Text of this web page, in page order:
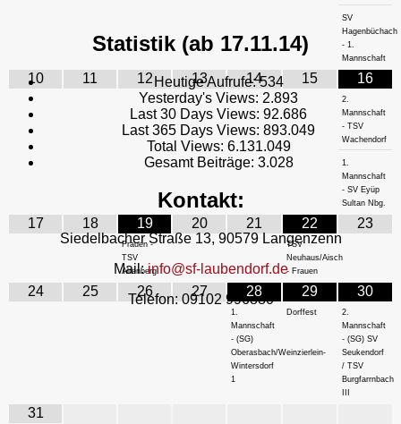
SV
Hagenbüchach
- 1.
Mannschaft
10 11 12 13 14 15 16
2.
Mannschaft
- TSV
Wachendorf
1.
Mannschaft
- SV Eyüp
Sultan Nbg.
17 18 19
Frauen -
TSV
Altenberg
20 21 22
TSV
Neuhaus/Aisch
- Frauen
23
24 25 26 27 28
1.
Mannschaft
- (SG)
Oberasbach/Weinzierlein-
Wintersdorf
1
29
Dorffest
30
2.
Mannschaft
- (SG) SV
Seukendorf
/ TSV
Burgfarrnbach
31
Statistik (ab 17.11.14)
Heutige Aufrufe:534
Yesterday's Views: 2.893
Last 30 Days Views: 92.686
Last 365 Days Views: 893.049
Total Views: 6.131.049
Gesamt Beiträge: 3.028
Kontakt:
Siedelbacher Straße 13, 90579 Langenzenn
Mail:info@sf-laubendorf.de
Telefon: 09102 996880